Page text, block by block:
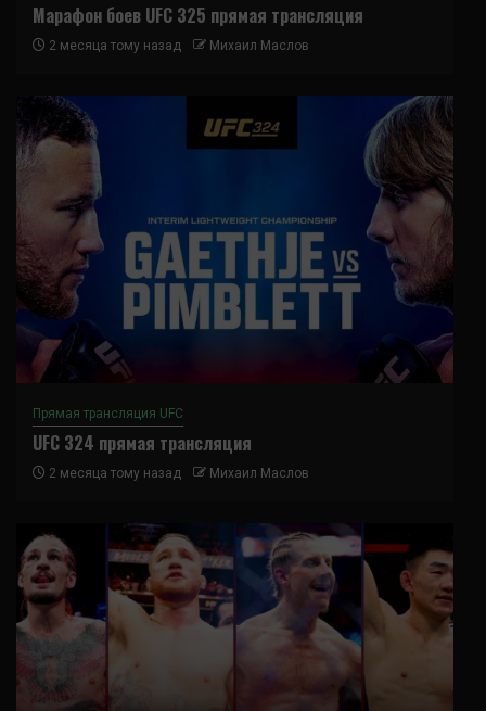
Марафон боев UFC 325 прямая трансляция
2 месяца тому назад Михаил Маслов
Прямая трансляция UFC
UFC 324 прямая трансляция
2 месяца тому назад Михаил Маслов